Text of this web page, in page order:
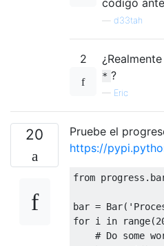
código
d33tah
2
* ?
— Eric
20
Pruebe el
https://
from progress .
bar = Bar(
for i in range(
# Do some